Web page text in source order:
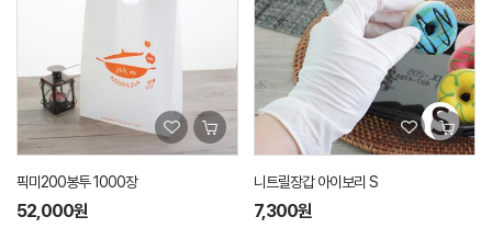
픽미200봉투 1000장
52,000원
니트릴장갑 아이보리 S
7,300원